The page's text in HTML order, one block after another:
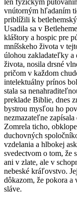
vnútorným hľadaním
priblížili k
Usadila sa v
kláštory a hospic pre
mníšskeho života v
úlohou zakladateľky a
života, nosila drsné
pričom v každom
intelektuálny prínos
stala sa
preklade Biblie, dnes
bystrou mysľou ho
nezmazateľne
Zomrela ticho,
duchovných
vzdelania a hlbokej
svedectvom o tom, že
ani v zlate, ale v
nebeské kráľovstvo.
dôkazom, že pokora
sláve.